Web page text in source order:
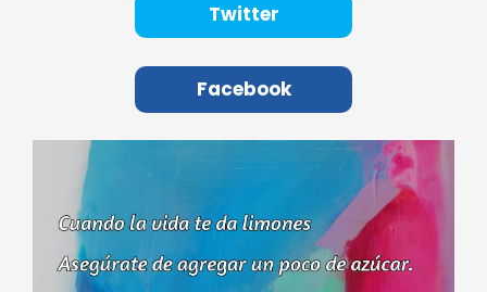
Twitter
Facebook